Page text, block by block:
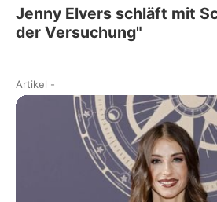
Jenny Elvers schläft mit
der Versuchung"
Artikel -